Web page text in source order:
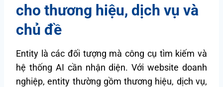
cho thương hiệu, dịch vụ và
chủ đề
Entity là các đối tượng mà công cụ tìm kiếm và
hệ thống AI cần nhận diện. Với website doanh
nghiệp, entity thường gồm thương hiệu, dịch vụ,